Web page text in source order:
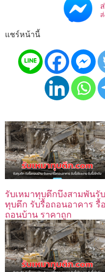
แชร์หน้านี้
รับเหมาทุบตึกบึงสามพันรับ
ทุบตึก รับรื้อถอนอาคาร รื้อ
ถอนบ้าน ราคาถูก